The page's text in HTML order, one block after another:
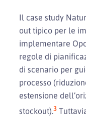
Il case study
out tipico per le
implementare
regole di
di scenario per
processo
estensione
stockout).3